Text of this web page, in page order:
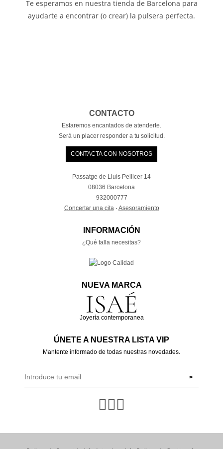
Te esperamos en nuestra tienda de Barcelona para
ayudarte a encontrar (o crear) la pulsera perfecta.
CONTACTO
Estaremos encantados de atenderte.
Será un placer responder a tu solicitud.
CONTACTA CON NOSOTROS
Passatge de Lluís Pellicer 14
08036 Barcelona
932000777
Concertar una cita · Asesoramiento
INFORMACIÓN
¿Qué talla necesitas?
NUEVA MARCA
Joyería contemporanea
ÚNETE A NUESTRA LISTA VIP
Mantente informado de todas nuestras novedades.